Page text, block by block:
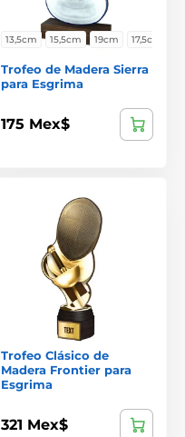
13,5cm 15,5cm 19cm 17,5cm
Trofeo de Madera Sierra
para Esgrima
175 Mex$
Trofeo Clásico de
Madera Frontier para
Esgrima
321 Mex$